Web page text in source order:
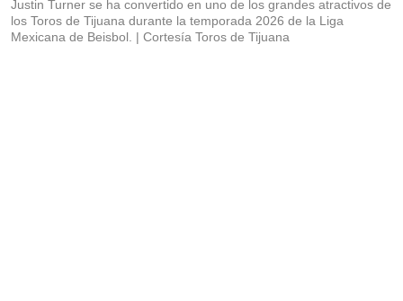
Justin Turner se ha convertido en uno de los grandes atractivos de
los Toros de Tijuana durante la temporada 2026 de la Liga
Mexicana de Beisbol.
Cortesía Toros de Tijuana